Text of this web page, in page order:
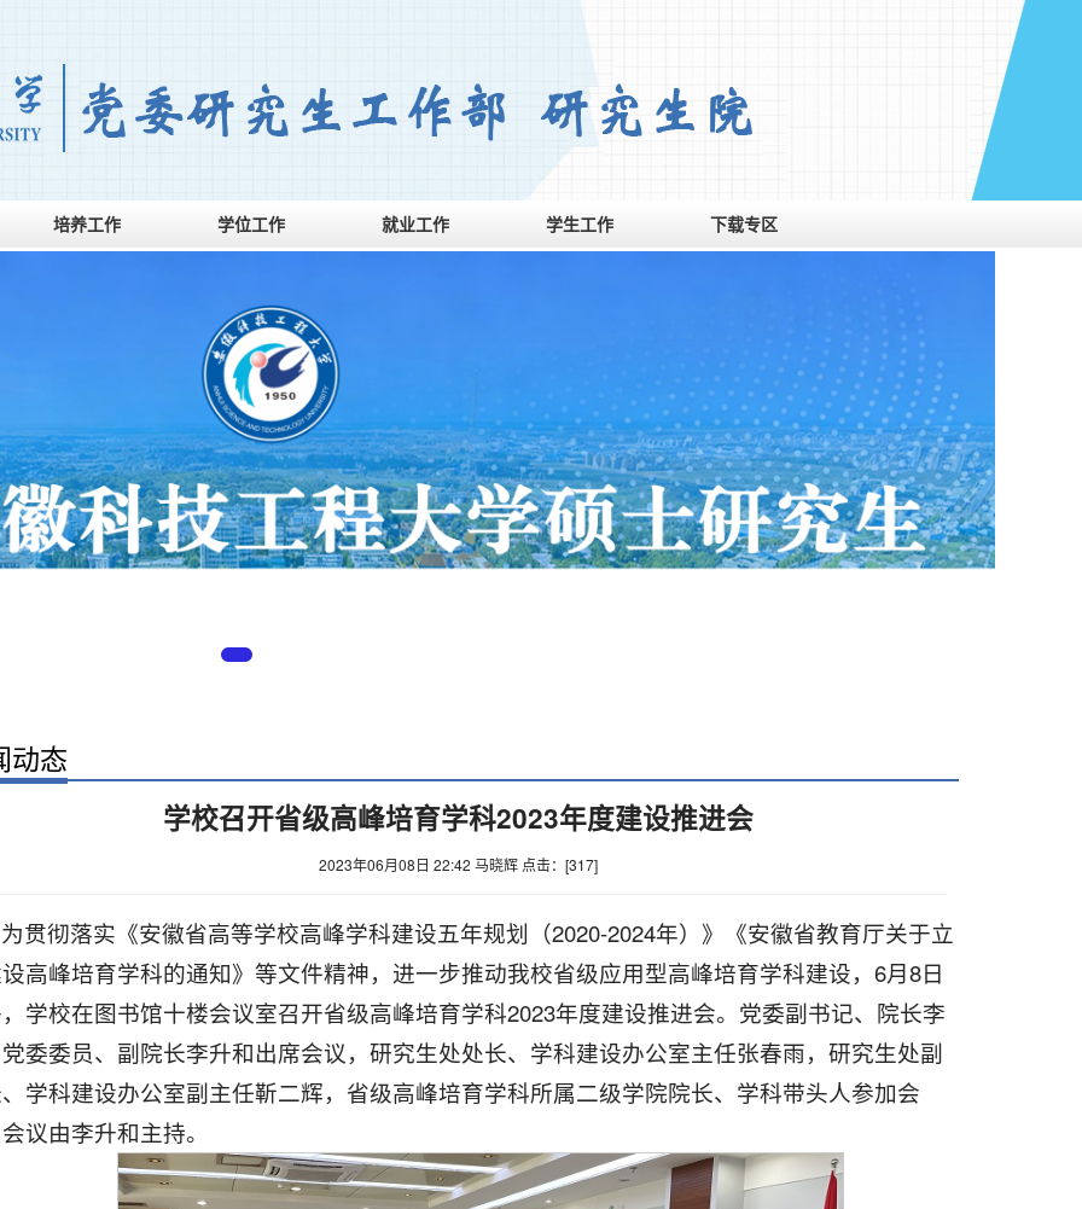
培养工作 学位工作 就业工作 学生工作 下载专区
动态
学校召开省级高峰培育学科2023年度建设推进会
2023年06月08日 22:42 马晓辉 点击：[317]
为贯彻落实《安徽省高等学校高峰学科建设五年规划（2020-2024年）》《安徽省教育厅关于立
高峰培育学科的通知》等文件精神，进一步推动我校省级应用型高峰培育学科建设，6月8日
学校在图书馆十楼会议室召开省级高峰培育学科2023年度建设推进会。党委副书记、院长李
委委员、副院长李升和出席会议，研究生处处长、学科建设办公室主任张春雨，研究生处副
学科建设办公室副主任靳二辉，省级高峰培育学科所属二级学院院长、学科带头人参加会
议由李升和主持。